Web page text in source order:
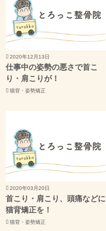
2020年12月13日
仕事中の姿勢の悪さで首こ
り・肩こりが！
猫背・姿勢矯正
2020年03月20日
首こり・肩こり、頭痛などに
猫背矯正を！
猫背・姿勢矯正